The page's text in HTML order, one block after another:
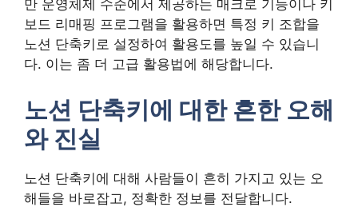
만 운영체제 수준에서 제공하는 매크로 기능이나 키
보드 리매핑 프로그램을 활용하면 특정 키 조합을
노션 단축키로 설정하여 활용도를 높일 수 있습니
다. 이는 좀 더 고급 활용법에 해당합니다.
노션 단축키에 대한 흔한 오해
와 진실
노션 단축키에 대해 사람들이 흔히 가지고 있는 오
해들을 바로잡고, 정확한 정보를 전달합니다.